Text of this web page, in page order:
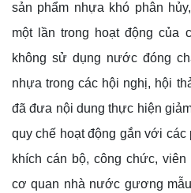
sản phẩm nhựa khó phân
một lần trong hoạt động của
không sử dụng nước đóng
nhựa trong các hội nghị, hội
đã đưa nội dung thực hiện
quy chế hoạt động gắn với các
khích cán bộ, công chức,
cơ quan nhà nước gương